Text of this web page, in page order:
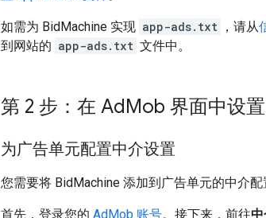
如需为 BidMachine 实现 app-ads.txt ，请从
到网站的 app-ads.txt 文件中。
第 2 步：在 AdMob 界面中设
为广告单元配置中介设置
您需要将 BidMachine 添加到广告单元的中介配
首先，登录您的 AdMob 账号。接下来，前往